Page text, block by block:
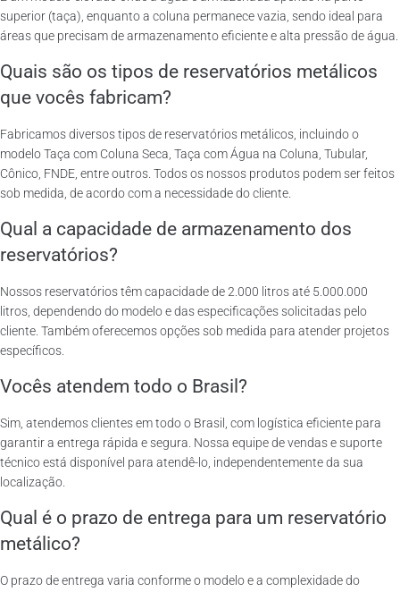
superior (taça), enquanto a coluna permanece vazia, sendo ideal para
áreas que precisam de armazenamento eficiente e alta pressão de água.
Quais são os tipos de reservatórios metálicos
que vocês fabricam?
Fabricamos diversos tipos de reservatórios metálicos, incluindo o
modelo Taça com Coluna Seca, Taça com Água na Coluna, Tubular,
Cônico, FNDE, entre outros. Todos os nossos produtos podem ser feitos
sob medida, de acordo com a necessidade do cliente.
Qual a capacidade de armazenamento dos
reservatórios?
Nossos reservatórios têm capacidade de 2.000 litros até 5.000.000
litros, dependendo do modelo e das especificações solicitadas pelo
cliente. Também oferecemos opções sob medida para atender projetos
específicos.
Vocês atendem todo o Brasil?
Sim, atendemos clientes em todo o Brasil, com logística eficiente para
garantir a entrega rápida e segura. Nossa equipe de vendas e suporte
técnico está disponível para atendê-lo, independentemente da sua
localização.
Qual é o prazo de entrega para um reservatório
metálico?
O prazo de entrega varia conforme o modelo e a complexidade do